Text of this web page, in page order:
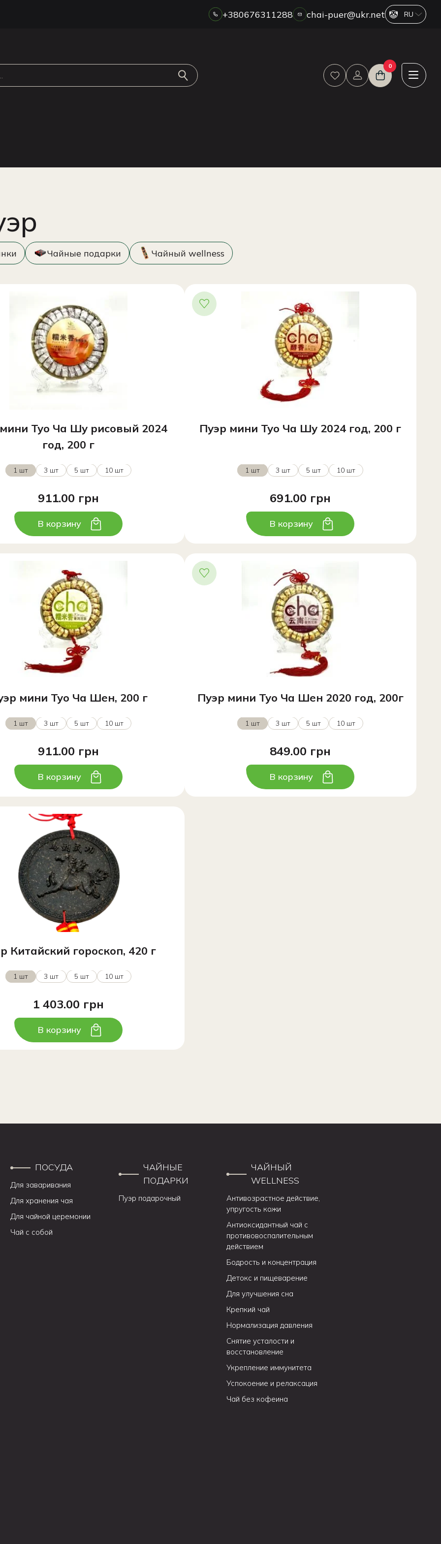
ОПТ
ДРОП
+380676311288 chai-puer@ukr.net
0
Чайные подарки Чайный wellness
Туо Ча Шу рисовый 2024
год, 200 г
1 шт 3 шт 5 шт 10 шт
911.00 грн
В корзину
Пуэр мини Туо Ча Шу 2024 год, 200 г
1 шт 3 шт 5 шт 10 шт
691.00 грн
В корзину
мини Туо Ча Шен, 200 г
1 шт 3 шт 5 шт 10 шт
911.00 грн
В корзину
Пуэр мини Туо Ча Шен 2020 год, 200г
1 шт 3 шт 5 шт 10 шт
849.00 грн
В корзину
Китайский гороскоп, 420 г
1 шт 3 шт 5 шт 10 шт
1 403.00 грн
В корзину
ПОСУДА
Для заваривания
Для хранения чая
Для чайной церемонии
Чай с собой
ЧАЙНЫЕ
ПОДАРКИ
Пуэр подарочный
ЧАЙНЫЙ
WELLNESS
Антивозрастное действие,
упругость кожи
Антиоксидантный чай с
противовоспалительным
действием
Бодрость и концентрация
Детокс и пищеварение
Для улучшения сна
Крепкий чай
Нормализация давления
Снятие усталости и
восстановление
Укрепление иммунитета
Успокоение и релаксация
Чай без кофеина